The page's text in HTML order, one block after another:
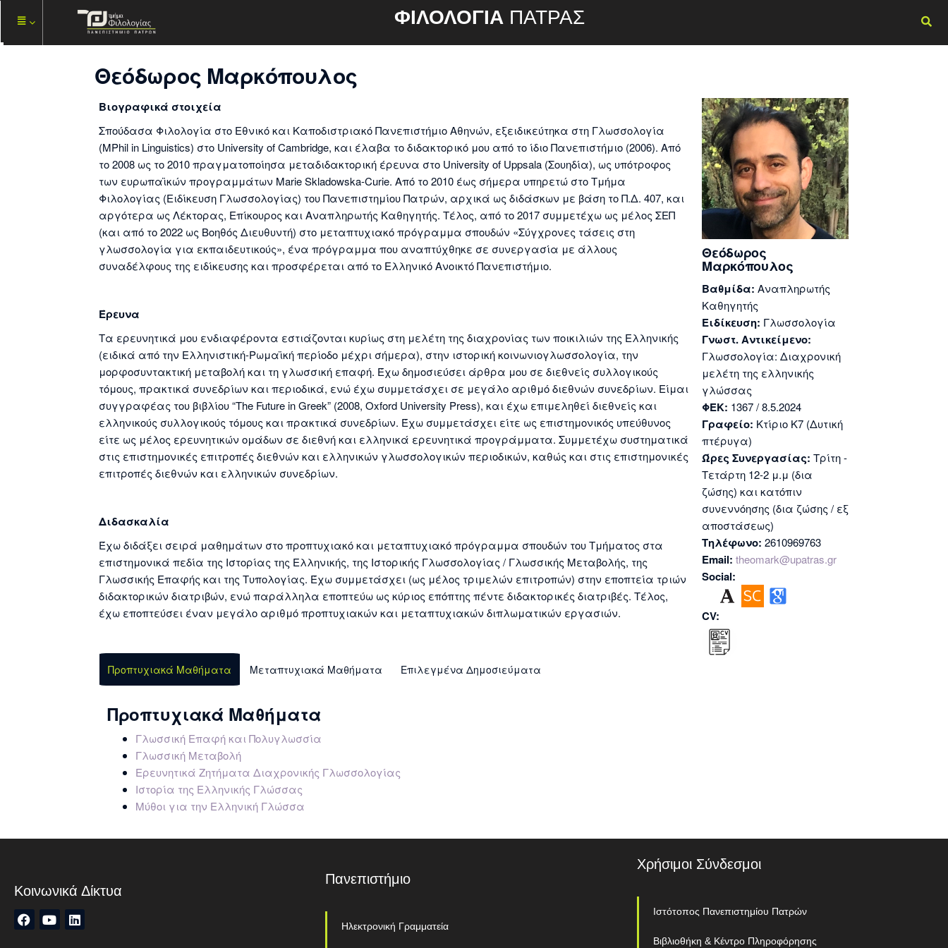
ΦΙΛΟΛΟΓΙΑ ΠΑΤΡΑΣ
Θεόδωρος Μαρκόπουλος
Βιογραφικά στοιχεία
Σπούδασα Φιλολογία στο Εθνικό και Καποδιστριακό Πανεπιστήμιο Αθηνών, εξειδικεύτηκα στη Γλωσσολογία
(MPhil in Linguistics) στο University of Cambridge, και έλαβα το διδακτορικό μου από το ίδιο Πανεπιστήμιο (2006). Από
το 2008 ως το 2010 πραγματοποίησα μεταδιδακτορική έρευνα στο University of Uppsala (Σουηδία), ως υπότροφος
των ευρωπαϊκών προγραμμάτων Marie Skladowska-Curie. Από το 2010 έως σήμερα υπηρετώ στο Τμήμα
Φιλολογίας (Ειδίκευση Γλωσσολογίας) του Πανεπιστημίου Πατρών, αρχικά ως διδάσκων με βάση το Π.Δ. 407, και
αργότερα ως Λέκτορας, Επίκουρος και Αναπληρωτής Καθηγητής. Τέλος, από το 2017 συμμετέχω ως μέλος ΣΕΠ
(και από το 2022 ως Βοηθός Διευθυντή) στο μεταπτυχιακό πρόγραμμα σπουδών «Σύγχρονες τάσεις στη
γλωσσολογία για εκπαιδευτικούς», ένα πρόγραμμα που αναπτύχθηκε σε συνεργασία με άλλους
συναδέλφους της ειδίκευσης και προσφέρεται από το Ελληνικό Ανοικτό Πανεπιστήμιο.
Έρευνα
Τα ερευνητικά μου ενδιαφέροντα εστιάζονται κυρίως στη μελέτη της διαχρονίας των ποικιλιών της Ελληνικής
(ειδικά από την Ελληνιστική-Ρωμαϊκή περίοδο μέχρι σήμερα), στην ιστορική κοινωνιογλωσσολογία, την
μορφοσυντακτική μεταβολή και τη γλωσσική επαφή. Έχω δημοσιεύσει άρθρα μου σε διεθνείς συλλογικούς
τόμους, πρακτικά συνεδρίων και περιοδικά, ενώ έχω συμμετάσχει σε μεγάλο αριθμό διεθνών συνεδρίων. Είμαι
συγγραφέας του βιβλίου “The Future in Greek” (2008, Oxford University Press), και έχω επιμεληθεί διεθνείς και
ελληνικούς συλλογικούς τόμους και πρακτικά συνεδρίων. Έχω συμμετάσχει είτε ως επιστημονικός υπεύθυνος
είτε ως μέλος ερευνητικών ομάδων σε διεθνή και ελληνικά ερευνητικά προγράμματα. Συμμετέχω συστηματικά
στις επιστημονικές επιτροπές διεθνών και ελληνικών γλωσσολογικών περιοδικών, καθώς και στις επιστημονικές
επιτροπές διεθνών και ελληνικών συνεδρίων.
Διδασκαλία
Έχω διδάξει σειρά μαθημάτων στο προπτυχιακό και μεταπτυχιακό πρόγραμμα σπουδών του Τμήματος στα
επιστημονικά πεδία της Ιστορίας της Ελληνικής, της Ιστορικής Γλωσσολογίας / Γλωσσικής Μεταβολής, της
Γλωσσικής Επαφής και της Τυπολογίας. Έχω συμμετάσχει (ως μέλος τριμελών επιτροπών) στην εποπτεία τριών
διδακτορικών διατριβών, ενώ παράλληλα εποπτεύω ως κύριος επόπτης πέντε διδακτορικές διατριβές. Τέλος,
έχω εποπτεύσει έναν μεγάλο αριθμό προπτυχιακών και μεταπτυχιακών διπλωματικών εργασιών.
Προπτυχιακά Μαθήματα Μεταπτυχιακά Μαθήματα Επιλεγμένα Δημοσιεύματα
Προπτυχιακά Μαθήματα
Γλωσσική Επαφή και Πολυγλωσσία
Γλωσσική Μεταβολή
Ερευνητικά Ζητήματα Διαχρονικής Γλωσσολογίας
Ιστορία της Ελληνικής Γλώσσας
Μύθοι για την Ελληνική Γλώσσα
Θεόδωρος
Μαρκόπουλος
Βαθμίδα:Αναπληρωτής
Καθηγητής
Ειδίκευση: Γλωσσολογία
Γνωστ. Αντικείμενο:
Γλωσσολογία: Διαχρονική
μελέτη της ελληνικής
γλώσσας
ΦΕΚ: 1367 / 8.5.2024
Γραφείο: Κτίριο Κ7 (Δυτική
πτέρυγα)
Ώρες Συνεργασίας:Τρίτη -
Τετάρτη 12-2 μ.μ (δια
ζώσης) και κατόπιν
συνεννόησης (δια ζώσης / εξ
αποστάσεως)
Τηλέφωνο:2610969763
Email:theomark@upatras.gr
Social:
CV:
Κοινωνικά Δίκτυα
Πανεπιστήμιο
Ηλεκτρονική Γραμματεία
Χρήσιμοι Σύνδεσμοι
Ιστότοπος Πανεπιστημίου Πατρών
Βιβλιοθήκη & Κέντρο Πληροφόρησης